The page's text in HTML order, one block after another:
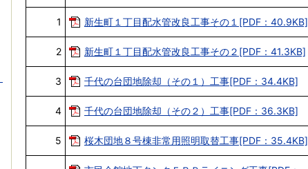
1 新生町１丁目配水管改良工事その１[PDF：40.9KB]
2 新生町１丁目配水管改良工事その２[PDF：41.3KB]
3 千代の台団地除却（その１）工事[PDF：34.4KB]
4 千代の台団地除却（その２）工事[PDF：36.3KB]
5 桜木団地８号棟非常用照明取替工事[PDF：35.4KB]